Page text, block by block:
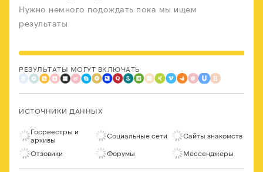
Нужно немного подождать пока мы ищем
результаты
РЕЗУЛЬТАТЫ МОГУТ ВКЛЮЧАТЬ
ИСТОЧНИКИ ДАННЫХ
Госреестры и
архивы
Социальные сети Сайты знакомств
Отзовики Форумы Мессенджеры